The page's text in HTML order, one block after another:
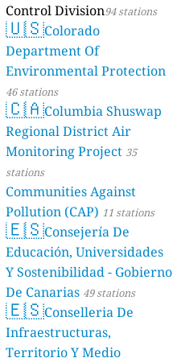
Control Division94 stations
🇺🇸Colorado
Department Of
Environmental Protection
46 stations
🇨🇦Columbia Shuswap
Regional District Air
Monitoring Project 35
stations
Communities Against
Pollution (CAP) 11 stations
🇪🇸Consejería De
Educación, Universidades
Y Sostenibilidad - Gobierno
De Canarias 49 stations
🇪🇸Conselleria De
Infraestructuras,
Territorio Y Medio